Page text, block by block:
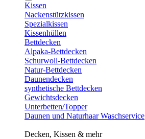
Kissen
Nackenstützkissen
Spezialkissen
Kissenhüllen
Bettdecken
Alpaka-Bettdecken
Schurwoll-Bettdecken
Natur-Bettdecken
Daunendecken
synthetische Bettdecken
Gewichtsdecken
Unterbetten/Topper
Daunen und Naturhaar Waschservice
Decken, Kissen & mehr